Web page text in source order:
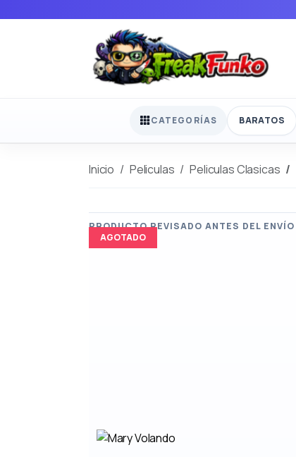
CATEGORÍAS BARATOS
Inicio Peliculas Peliculas Clasicas
AGOTADO